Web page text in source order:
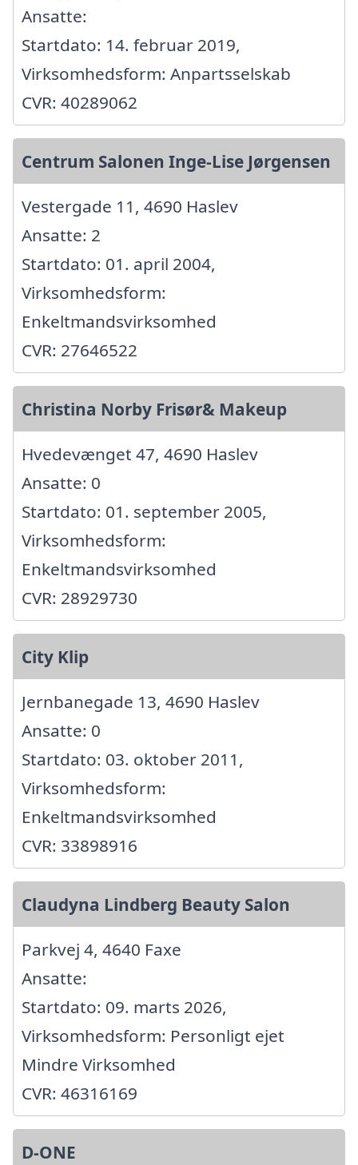
Ansatte:
Startdato: 14. februar 2019,
Virksomhedsform: Anpartsselskab
CVR: 40289062
Centrum Salonen Inge-Lise Jørgensen
Vestergade 11, 4690 Haslev
Ansatte: 2
Startdato: 01. april 2004,
Virksomhedsform:
Enkeltmandsvirksomhed
CVR: 27646522
Christina Norby Frisør& Makeup
Hvedevænget 47, 4690 Haslev
Ansatte: 0
Startdato: 01. september 2005,
Virksomhedsform:
Enkeltmandsvirksomhed
CVR: 28929730
City Klip
Jernbanegade 13, 4690 Haslev
Ansatte: 0
Startdato: 03. oktober 2011,
Virksomhedsform:
Enkeltmandsvirksomhed
CVR: 33898916
Claudyna Lindberg Beauty Salon
Parkvej 4, 4640 Faxe
Ansatte:
Startdato: 09. marts 2026,
Virksomhedsform: Personligt ejet
Mindre Virksomhed
CVR: 46316169
D-ONE